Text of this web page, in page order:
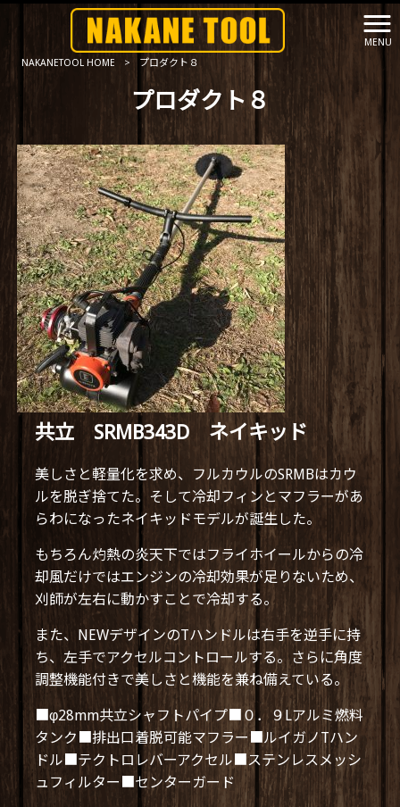
MENU
NAKANETOOL HOME
> プロダクト８
プロダクト８
共立 SRMB343D ネイキッド
美しさと軽量化を求め、フルカウルのSRMBはカウ
ルを脱ぎ捨てた。そして冷却フィンとマフラーがあ
らわになったネイキッドモデルが誕生した。
もちろん灼熱の炎天下ではフライホイールからの冷
却風だけではエンジンの冷却効果が足りないため、
刈師が左右に動かすことで冷却する。
また、NEWデザインのTハンドルは右手を逆手に持
ち、左手でアクセルコントロールする。さらに角度
調整機能付きで美しさと機能を兼ね備えている。
■φ28mm共立シャフトパイプ■０．９Lアルミ燃料
タンク■排出口着脱可能マフラー■ルイガノTハン
ドル■テクトロレバーアクセル■ステンレスメッシ
ュフィルター■センターガード